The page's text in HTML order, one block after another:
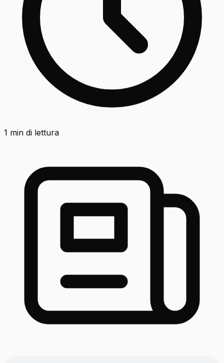
1 min di lettura